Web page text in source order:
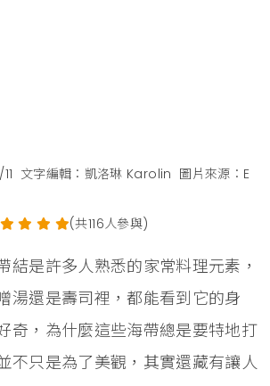
文字編輯：凱洛琳 Karolin 圖片來源：E
(共116人參與)
結是許多人熟悉的家常料理元素，
湯還是壽司裡，都能看到它的身
奇，為什麼這些海帶總是要特地打
不只是為了美觀，其實還藏有讓人